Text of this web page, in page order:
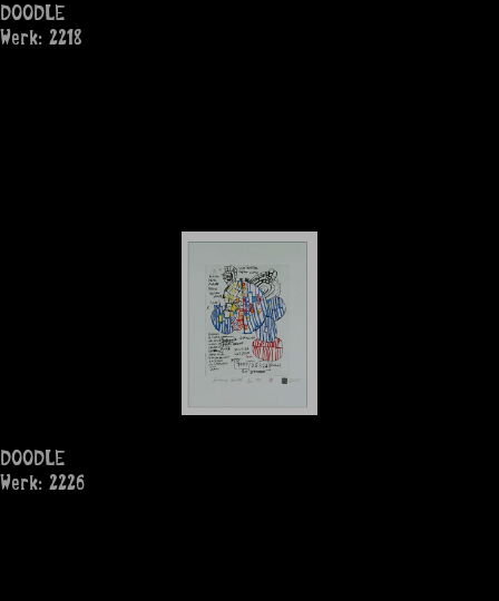
DOODLE
Werk: 2218
DOODLE
Werk: 2226